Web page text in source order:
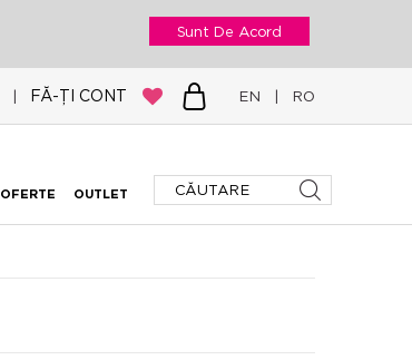
Sunt De Acord
| FĂ-ȚI CONT EN | RO
OFERTE OUTLET